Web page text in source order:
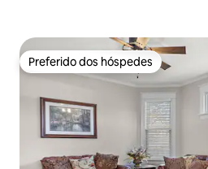
Preferido dos hóspedes
Preferido dos hóspedes